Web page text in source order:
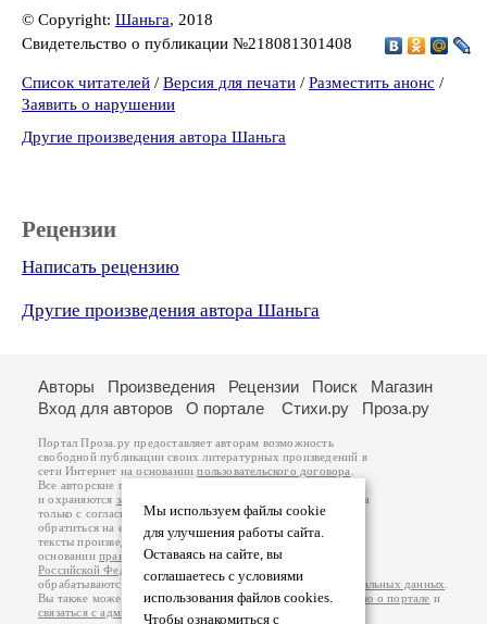
© Copyright: Шаньга, 2018
Свидетельство о публикации №218081301408
Список читателей / Версия для печати / Разместить анонс /
Заявить о нарушении
Другие произведения автора Шаньга
Рецензии
Написать рецензию
Другие произведения автора Шаньга
Мы используем файлы cookie
для улучшения работы сайта.
Оставаясь на сайте, вы
соглашаетесь с условиями
использования файлов cookies.
Чтобы ознакомиться с
Авторы Произведения Рецензии Поиск
Магазин
Вход для авторов
О портале Стихи.ру Проза.ру
Портал Проза.ру предоставляет авторам возможность
свободной публикации своих литературных произведений в
сети Интернет на основаниипользовательского договора
Все авторские права на произведения принадлежат авторам
и охраняются законом
. Перепечатка произведений возможна
только с согласия его автора, к которому вы можете
обратиться на его авторской странице. Ответственность за
тексты произведений авторы несут самостоятельно на
основанииправил публикацииизаконодательства
Российской Федерации
обрабатываются на основанииПолитики обработки персональных данных
Вы также можете посмотреть более подробнуюинформацию о портале и
связаться с администрацией